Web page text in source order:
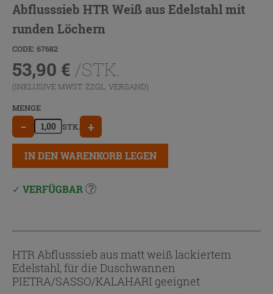
Abflusssieb HTR Weiß aus Edelstahl mit
runden Löchern
CODE: 67682
53,90 € /STK.
(INKLUSIVE MWST. ZZGL. VERSAND)
MENGE
− STK. +
IN DEN WARENKORB LEGEN
VERFÜGBAR
HTR Abflusssieb aus matt weiß lackiertem
Edelstahl, für die Duschwannen
PIETRA/SASSO/KALAHARI geeignet